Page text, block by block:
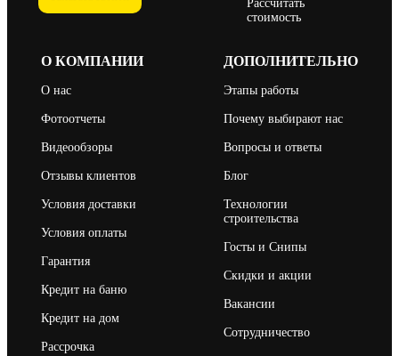
Рассчитать
стоимость
О КОМПАНИИ
О нас
Фотоотчеты
Видеообзоры
Отзывы клиентов
Условия доставки
Условия оплаты
Гарантия
Кредит на баню
Кредит на дом
Рассрочка
ДОПОЛНИТЕЛЬНО
Этапы работы
Почему выбирают нас
Вопросы и ответы
Блог
Технологии
строительства
Госты и Снипы
Скидки и акции
Вакансии
Сотрудничество